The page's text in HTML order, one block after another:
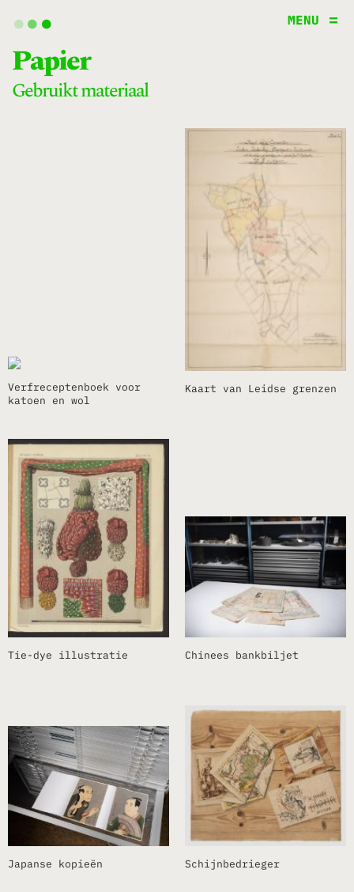
papier
gebruikt materiaal
Verfreceptenboek voor
katoen en wol
Kaart van Leidse grenzen
Tie-dye illustratie Chinees bankbiljet
Japanse kopieën Schijnbedrieger
MENU